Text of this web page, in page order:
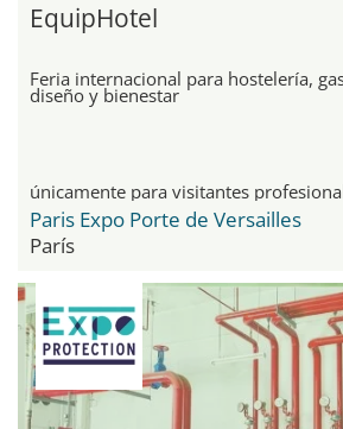
EquipHotel
Feria internacional para hostelería,
diseño y bienestar
únicamente para visitantes
Paris Expo Porte de Versailles
París